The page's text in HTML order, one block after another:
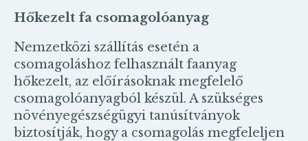
Hőkezelt fa csomagolóanyag
Nemzetközi szállítás esetén a
csomagoláshoz felhasznált faanyag
hőkezelt, az előírásoknak megfelelő
csomagolóanyagból készül. A szükséges
növényegészségügyi tanúsítványok
biztosítják, hogy a csomagolás megfeleljen